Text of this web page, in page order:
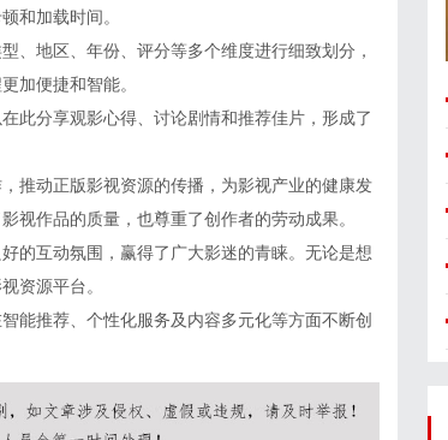
和加载时间。
、地区、年份、评分等多个维度进行细致划分，
加便捷和智能。
此分享观影心得、讨论剧情和推荐佳片，形成了
推动正版影视资源的传播，为影视产业的健康发
视作品的质量，也尊重了创作者的劳动成果。
的互动氛围，赢得了广大影迷的青睐。无论是想
资源平台。
能推荐、个性化服务及内容多元化等方面不断创